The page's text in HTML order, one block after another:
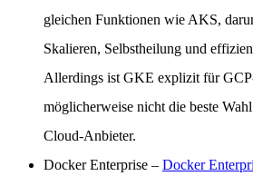
gleichen Funktionen wie AKS,
Skalieren, Selbstheilung und
Allerdings ist GKE explizit für
möglicherweise nicht die beste
Cloud-Anbieter.
Docker Enterprise – Docker